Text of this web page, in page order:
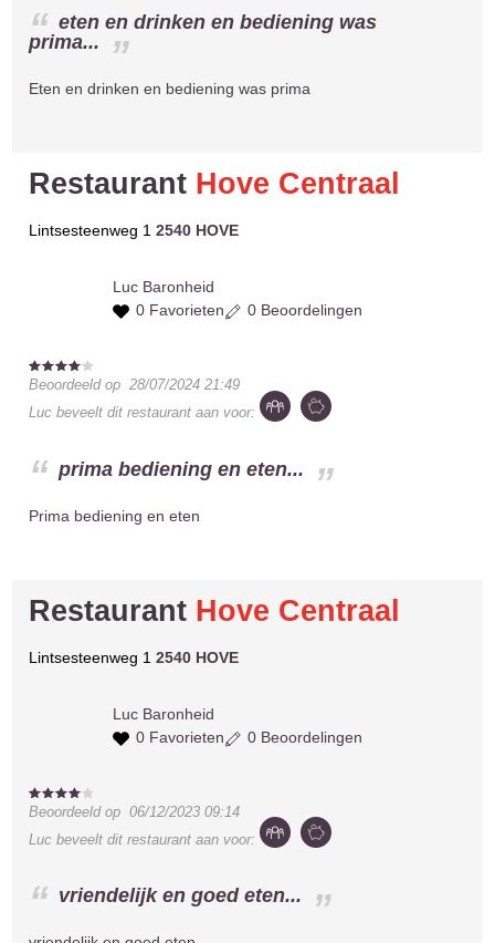
eten en drinken en bediening was
prima...
Eten en drinken en bediening was prima
Restaurant Hove Centraal
Lintsesteenweg 12540 HOVE
Luc Baronheid
0 Favorieten
0 Beoordelingen
Beoordeeld op28/07/2024 21:49
Luc beveelt dit restaurant aan voor:
prima bediening en eten...
Prima bediening en eten
Restaurant Hove Centraal
Lintsesteenweg 12540 HOVE
Luc Baronheid
0 Favorieten
0 Beoordelingen
Beoordeeld op06/12/2023 09:14
Luc beveelt dit restaurant aan voor:
vriendelijk en goed eten...